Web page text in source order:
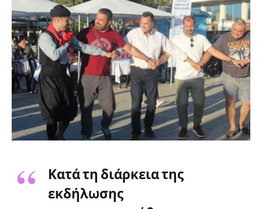
Κατά τη διάρκεια της
εκδήλωσης